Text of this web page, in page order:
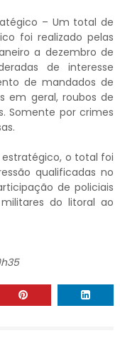
– Um total de
foi realizado pelas
a dezembro de
de interesse
de mandados de
em geral, roubos de
Somente por crimes
estratégico, o total foi
qualificadas no
de policiais
do litoral ao